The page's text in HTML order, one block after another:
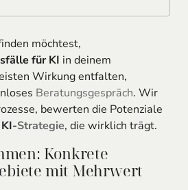
möchtest,
für KI in deinem
Wirkung entfalten,
Beratungsgespräch. Wir
bewerten die Potenziale
KI-Strategie, die wirklich trägt.
Konkrete
mit Mehrwert